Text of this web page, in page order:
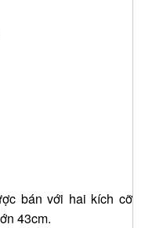
bán với hai kích cỡ
43cm.